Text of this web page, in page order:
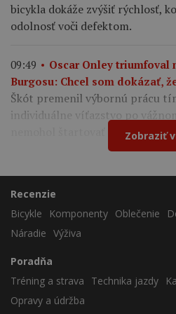
bicykla dokáže zvýšiť rýchlosť,
odolnosť voči defektom.
09:49
Oscar Onley triumfoval
Burgosu: Chcel som dokázať,
Škót premenil výbornú prácu
individuálne víťazstvo po
nemohol štartovať na Tour de
Zobraziť
Recenzie
Bicykle
Komponenty Oblečenie
Náradie Výživa
Poradňa
Tréning a strava
Technika jazdy
Opravy a údržba